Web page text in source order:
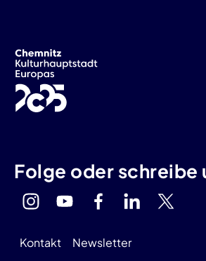
Folge oder schreibe
Kontakt Newsletter